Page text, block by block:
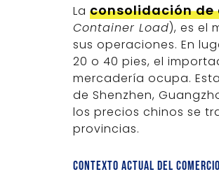
La consolidación de
Container Load), es el
sus operaciones. En
20 o 40 pies, el
mercadería ocupa.
de Shenzhen,
los precios chinos se
provincias.
Contexto actual del